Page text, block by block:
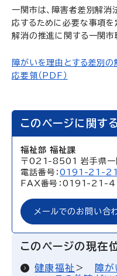
一関市は、障害者差別解消
応するために必要な事項を
解消の推進に関する一関市
障がいを理由とする差別
応要領（PDF）
このページに関す
福祉部 福祉課
〒021-8501 岩手県一
電話番号：0191-21-
FAX番号：0191-21-
メールでのお問い合
このページの現在
健康福祉
障